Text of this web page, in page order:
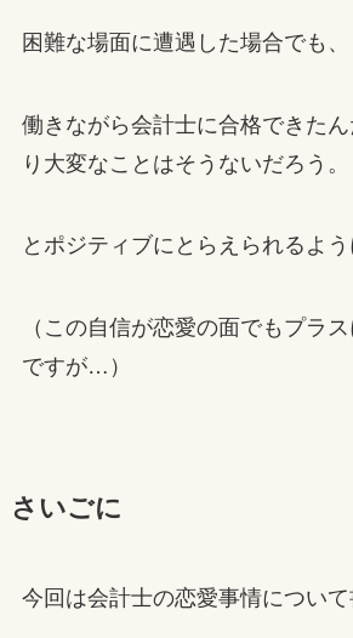
困難な場面に遭遇した場合でも、
働きながら会計士に合格できた
り大変なことはそうないだろう。
とポジティブにとらえられるよう
（この自信が恋愛の面でもプラ
ですが…）
さいごに
今回は会計士の恋愛事情について